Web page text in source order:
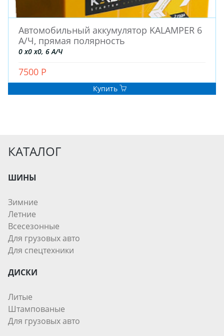
Автомобильный аккумулятор KALAMPER 6
А/Ч, прямая полярность
0 x0 x0, 6 А/Ч
7500 Р
Купить
КАТАЛОГ
ШИНЫ
Зимние
Летние
Всесезонные
Для грузовых авто
Для спецтехники
ДИСКИ
Литые
Штампованые
Для грузовых авто